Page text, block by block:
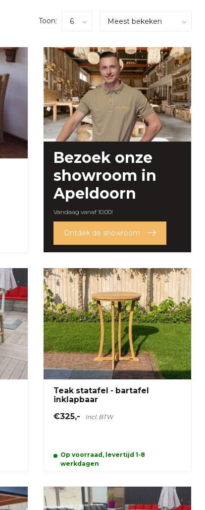
Toon:
Bezoek onze
showroom in
Apeldoorn
Vandaag vanaf 10:00!
Ontdek de showroom
Teak statafel - bartafel
inklapbaar
€325,- Incl. BTW
Op voorraad, levertijd 1-8
werkdagen